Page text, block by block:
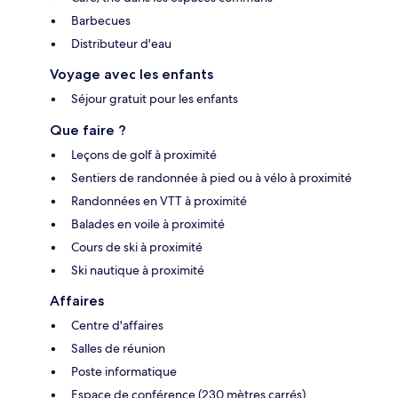
Barbecues
Distributeur d'eau
Voyage avec les enfants
Séjour gratuit pour les enfants
Que faire ?
Leçons de golf à proximité
Sentiers de randonnée à pied ou à vélo à proximité
Randonnées en VTT à proximité
Balades en voile à proximité
Cours de ski à proximité
Ski nautique à proximité
Affaires
Centre d'affaires
Salles de réunion
Poste informatique
Espace de conférence (230 mètres carrés)